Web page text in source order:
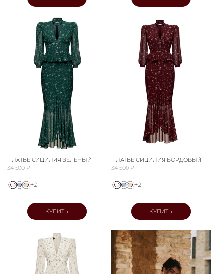
ПЛАТЬЕ СИЦИЛИЯ ЗЕЛЕНЫЙ
34 500 ₽
+2
КУПИТЬ
ПЛАТЬЕ СИЦИЛИЯ БОРДОВЫЙ
34 500 ₽
+2
КУПИТЬ